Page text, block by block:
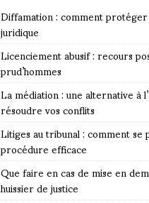
Diffamation : comment
juridique
Licenciement abusif : recours
prud’hommes
La médiation : une alternative à
résoudre vos conflits
Litiges au tribunal : comment
procédure efficace
Que faire en cas de mise en
huissier de justice